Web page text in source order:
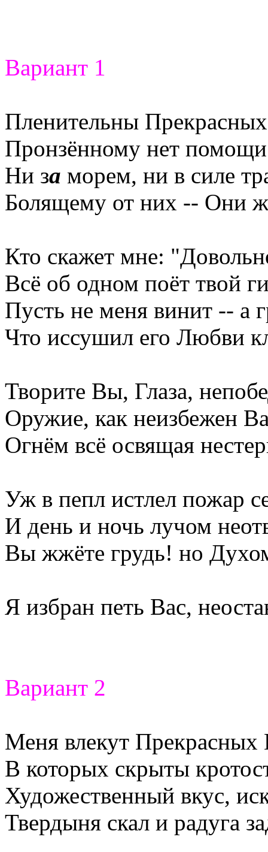
Вариант 1
Пленительны
Пронзённому нет
Ни за морем, ни в силе
Болящему от них -- Они
Кто скажет мне:
Всё об одном поёт твой
Пусть не меня винит -- а
Что иссушил его Любви
Творите Вы, Глаза,
Оружие, как неизбежен
Огнём всё освящая
Уж в пепл истлел пожар
И день и ночь лучом
Вы жжёте грудь! но
Я избран петь Вас,
Вариант 2
Меня влекут Прекрасных
В которых скрыты
Художественный вкус,
Твердыня скал и радуга